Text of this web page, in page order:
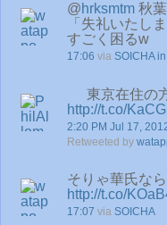
@hrksmtm 秋
「失礼いたし
すごく困るw
17:06 via SOICHA
東京在住の
http://t.co/
2:20 PM Jul 17,
Retweeted by
そりゃ華氏な
http://t.co/
17:07 via SOICHA